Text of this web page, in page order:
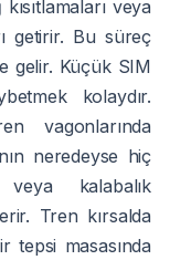
veya
getirir. Bu süreç
gelir. Küçük SIM
kolaydır.
vagonlarında
neredeyse hiç
veya kalabalık
Tren kırsalda
tepsi masasında